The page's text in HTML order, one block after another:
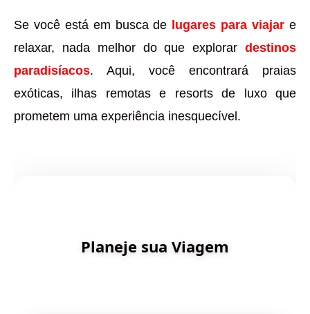
Se você está em busca de lugares para viajar e
relaxar, nada melhor do que explorar destinos
paradisíacos. Aqui, você encontrará praias
exóticas, ilhas remotas e resorts de luxo que
prometem uma experiência inesquecível.
Planeje sua Viagem